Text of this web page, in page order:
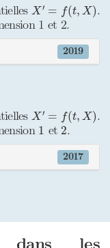
X ′ = f(t, X)
X′= t,X
.
1 et 2.
2019
X ′ = f(t, X)
X′= t,X
.
1
1 et 2
2.
2017